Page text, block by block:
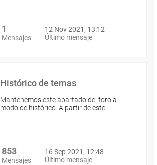
1
Mensajes
12 Nov 2021, 13:12
Último mensaje
Histórico de temas
Mantenemos este apartado del foro a
modo de histórico. A partir de este…
853
Mensajes
16 Sep 2021, 12:48
Último mensaje